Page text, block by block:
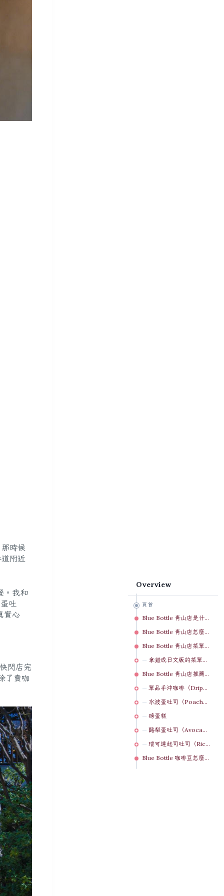
時候
附近
。我和
吐
實心
閃店完
了賣咖
Overview
頁首
Blue Bottle 青山店是什麼？跟台灣快閃店差在哪
Blue Bottle 青山店怎麼去？表參道站 A4 出口的隱藏入口
Blue Bottle 青山店菜單與店內空間
拿錯成日文版的菜單糗事
Blue Bottle 青山店推薦早餐：手沖、酪梨蛋吐司、起司吐司
單品手沖咖啡（Drip－Single）¥550
水波蛋吐司（Poached Egg Toast）¥850
磅蛋糕
酪梨蛋吐司（Avocado Toast）¥700
瑞可達起司吐司（Ricotta Cheese and Seasonal Jam Toast）¥450
Blue Bottle 咖啡豆怎麼選？帶回台灣的口味參考